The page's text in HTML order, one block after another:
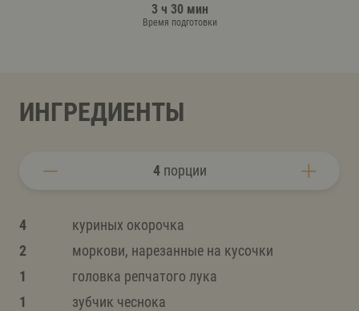
3 ч 30 мин
Время подготовки
ИНГРЕДИЕНТЫ
4порции
4
куриных окорочка
2
моркови, нарезанные на кусочки
1
головка репчатого лука
1
зубчик чеснока